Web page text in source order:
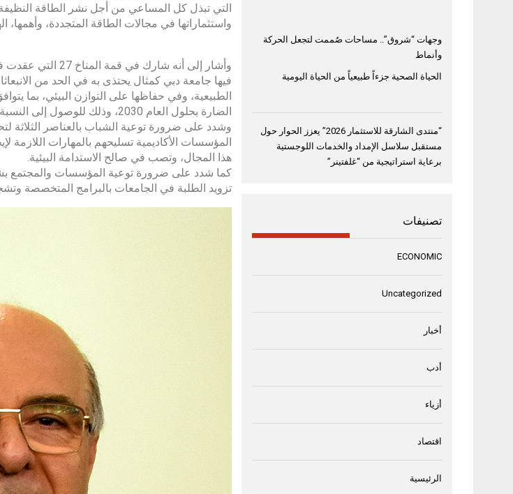
التي تبذل كل المساعي من أجل نشر الطاقة النظيفة
واستثماراتها في مجالات الطاقة المتجددة،
وأشار إلى أنه
فيها جامعة دبي كمثال يحتذى به في الحد من
الطبيعية، وفي حفاظها على التوازن البيئي، بما
الضارة بحلول العام 2030، وذلك للوصول إلى النسبة الصفرية للانبعاثات الكربونية بحلول العام 2050.
وشدد على ضرورة توعية الشباب بالعناصر الثلاثة
المؤسسات الأكاديمية تسليحهم بالمهارات اللازمة
هذا المجال، وتصب في صالح الاستدامة البيئية.
كما شدد على ضرورة توعية المؤسسات والمجتمع
تزويد الطلبة في الجامعات بالبرامج المتخصصة
وجهات “شروق”.. مساحات صُممت لتجعل الحركة
وأنماط
الحياة الصحية جزءاً طبيعياً من الحياة اليومية
“منتدى الشارقة للاستثمار 2026” يعزز الحوار حول
مستقبل سلاسل الإمداد والخدمات اللوجستية
برعاية استراتيجية من “غلفتينر”
تصنيفات
ECONOMIC
Uncategorized
أخبار
أدب
أزياء
اقتصاد
الرئيسية